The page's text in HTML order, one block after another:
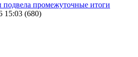
промежуточные итоги
15:03 (680)